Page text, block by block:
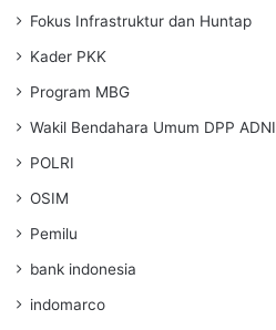
Fokus Infrastruktur dan Huntap
Kader PKK
Program MBG
Wakil Bendahara Umum DPP ADNI
POLRI
OSIM
Pemilu
bank indonesia
indomarco